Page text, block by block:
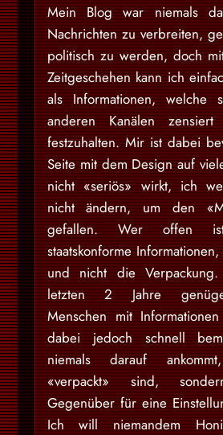
Mein Blog war niemals
Nachrichten zu verbreiten,
politisch zu werden, doch
Zeitgeschehen kann ich
als Informationen, welche
anderen Kanälen
festzuhalten. Mir ist dabei
Seite mit dem Design auf
nicht «seriös» wirkt, ich
nicht ändern, um den
gefallen. Wer offen
staatskonforme
und nicht die
letzten 2 Jahre
Menschen mit
dabei jedoch schnell
niemals darauf
«verpackt» sind,
Gegenüber für eine
Ich will niemandem